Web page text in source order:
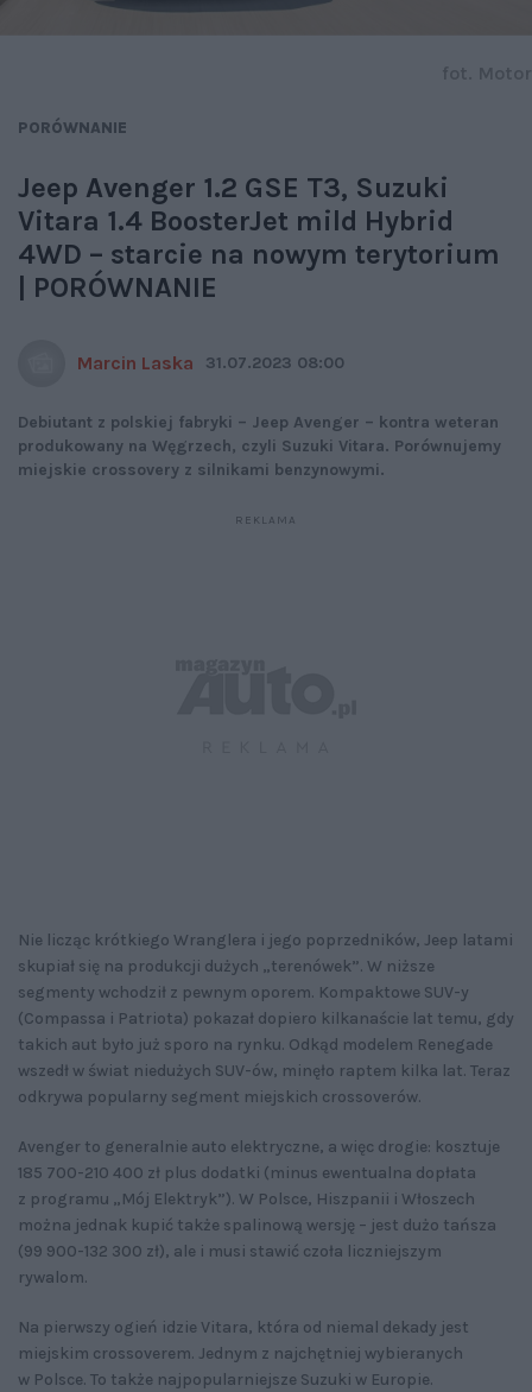
PORÓWNANIE
Jeep Avenger 1.2 GSE T3, Suzuki
Vitara 1.4 BoosterJet mild Hybrid
4WD – starcie na nowym terytorium
| PORÓWNANIE
Marcin Laska 31.07.2023 08:00
Debiutant z polskiej fabryki – Jeep Avenger – kontra weteran
produkowany na Węgrzech, czyli Suzuki Vitara. Porównujemy
miejskie crossovery z silnikami benzynowymi.
Nie licząc krótkiego Wranglera i jego poprzedników, Jeep latami
skupiał się na produkcji dużych „terenówek”. W niższe
segmenty wchodził z pewnym oporem. Kompaktowe SUV-y
(Compassa i Patriota) pokazał dopiero kilkanaście lat temu, gdy
takich aut było już sporo na rynku. Odkąd modelem Renegade
wszedł w świat niedużych SUV-ów, minęło raptem kilka lat. Teraz
odkrywa popularny segment miejskich crossoverów.
Avenger to generalnie auto elektryczne, a więc drogie: kosztuje
185 700-210 400 zł plus dodatki (minus ewentualna dopłata
z programu „Mój Elektryk”). W Polsce, Hiszpanii i Włoszech
można jednak kupić także spalinową wersję – jest dużo tańsza
(99 900-132 300 zł), ale i musi stawić czoła liczniejszym
rywalom.
Na pierwszy ogień idzie Vitara, która od niemal dekady jest
miejskim crossoverem. Jednym z najchętniej wybieranych
w Polsce. To także najpopularniejsze Suzuki w Europie.